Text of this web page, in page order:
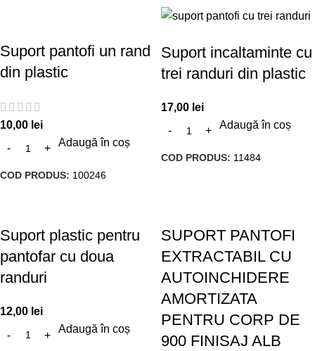
Suport pantofi un rand
din plastic
10,00 lei
Adaugă în coș
COD PRODUS: 100246
Suport incaltaminte cu
trei randuri din plastic
17,00 lei
Adaugă în coș
COD PRODUS: 11484
Suport plastic pentru
pantofar cu doua
randuri
12,00 lei
Adaugă în coș
SUPORT PANTOFI
EXTRACTABIL CU
AUTOINCHIDERE
AMORTIZATA
PENTRU CORP DE
900 FINISAJ ALB